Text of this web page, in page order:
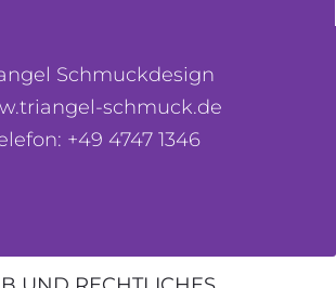
Schmuckdesign
schmuck.de
+49 4747 1346